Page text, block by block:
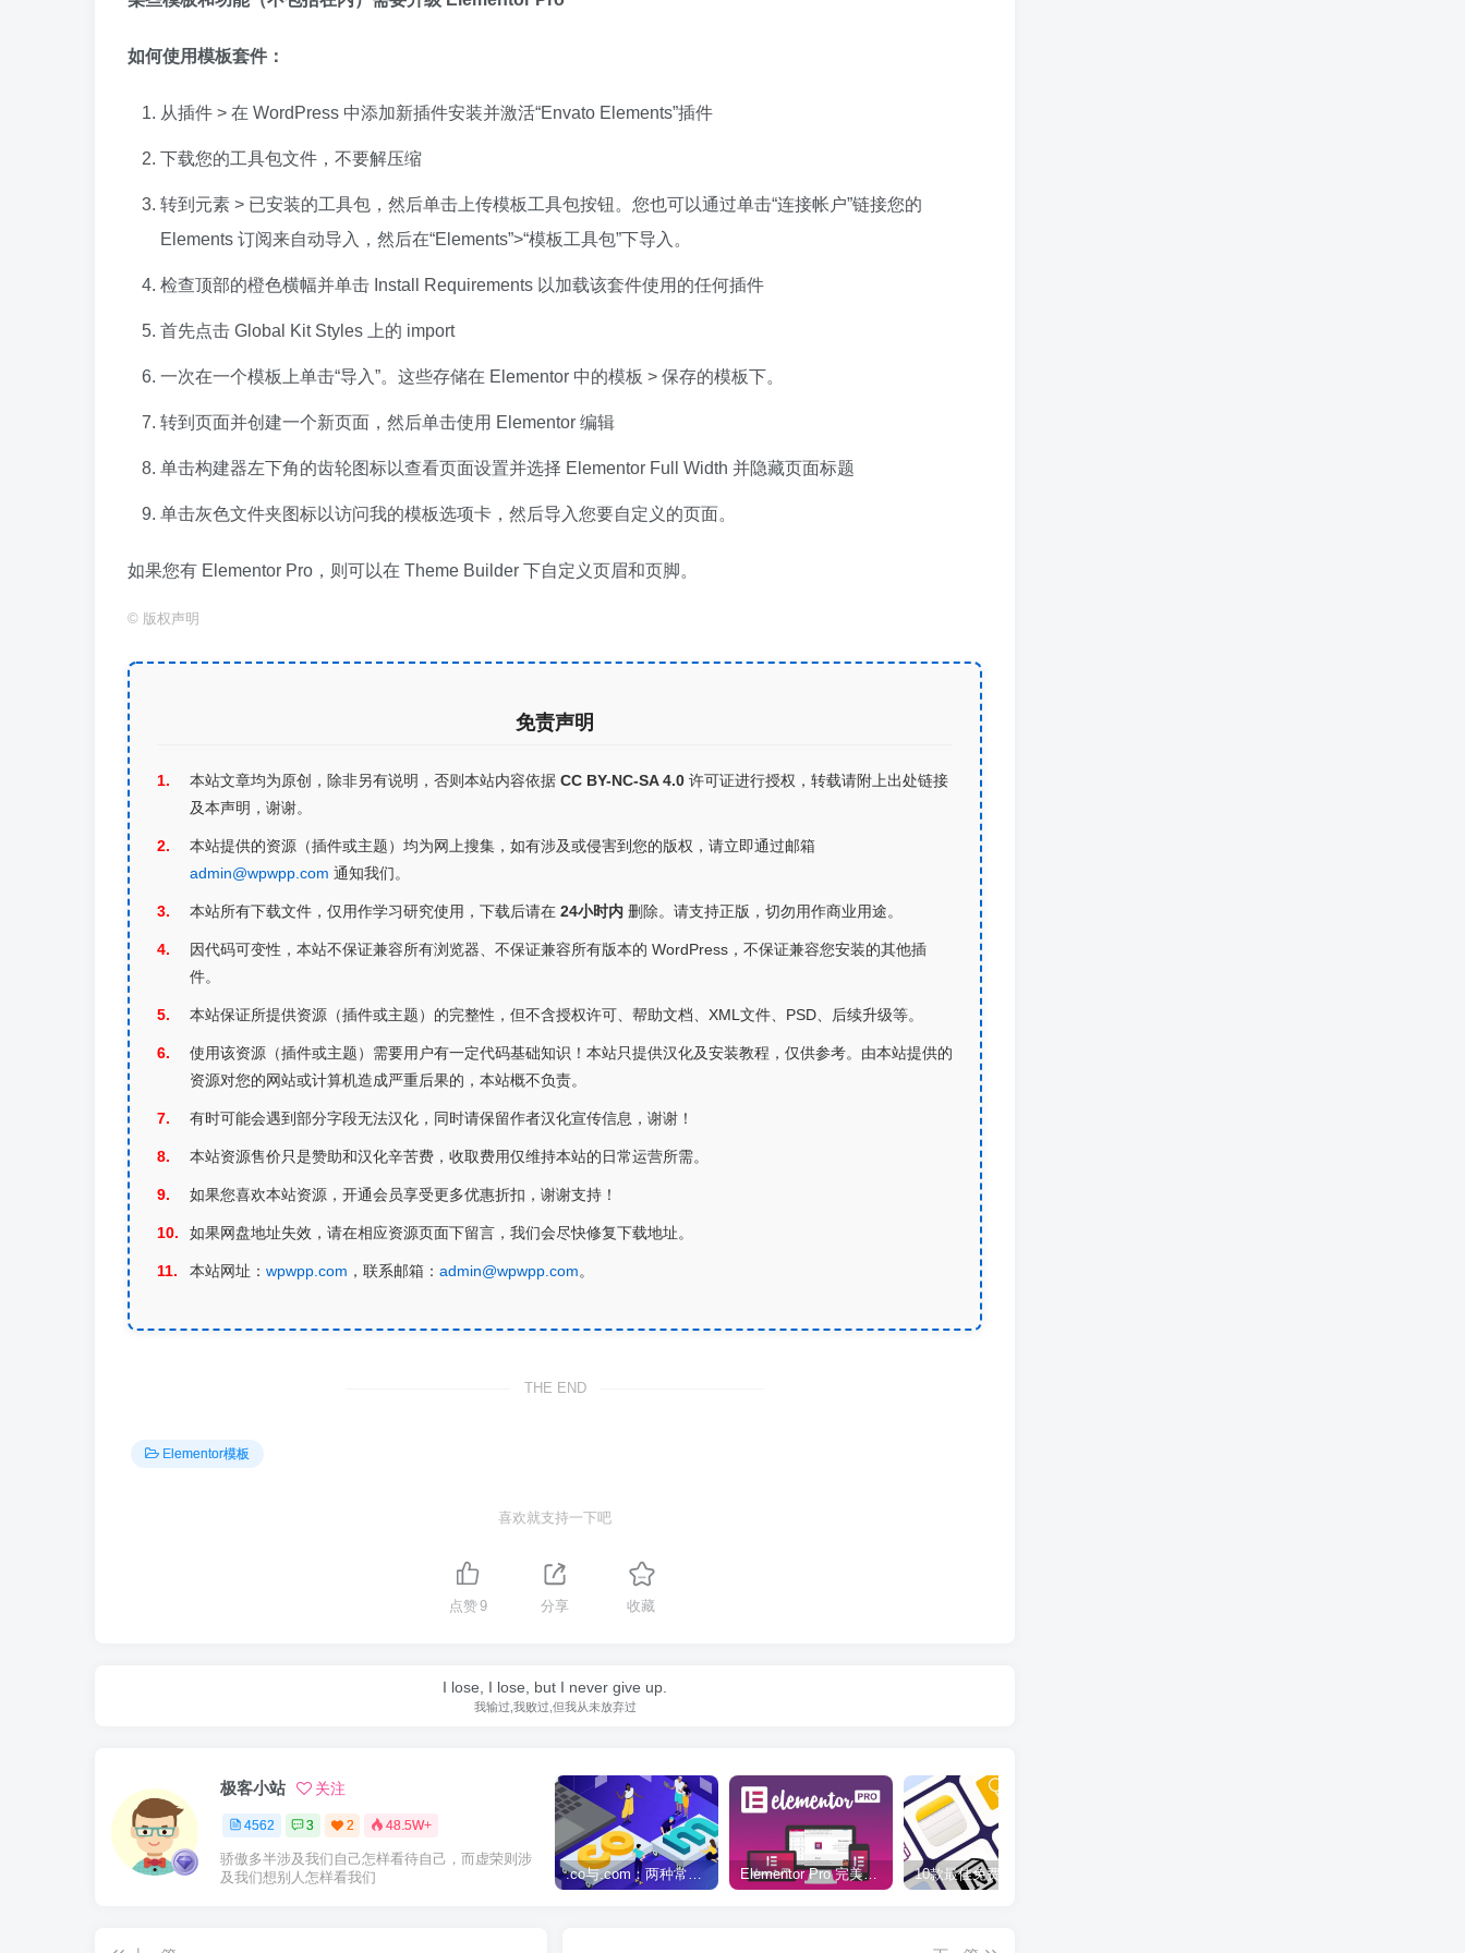
如何使用模板套件：
从插件 > 在 WordPress 中添加新插件安装并激活“Envato Elements”插件
下载您的工具包文件，不要解压缩
转到元素 > 已安装的工具包，然后单击上传模板工具包按钮。您也可以通过单击“连接帐户”链接您的
Elements 订阅来自动导入，然后在“Elements”>“模板工具包”下导入。
检查顶部的橙色横幅并单击 Install Requirements 以加载该套件使用的任何插件
首先点击 Global Kit Styles 上的 import
一次在一个模板上单击“导入”。这些存储在 Elementor 中的模板 > 保存的模板下。
转到页面并创建一个新页面，然后单击使用 Elementor 编辑
单击构建器左下角的齿轮图标以查看页面设置并选择 Elementor Full Width 并隐藏页面标题
单击灰色文件夹图标以访问我的模板选项卡，然后导入您要自定义的页面。
如果您有 Elementor Pro，则可以在 Theme Builder 下自定义页眉和页脚。
© 版权声明
免责声明
本站文章均为原创，除非另有说明，否则本站内容依据 CC BY-NC-SA 4.0 许可证进行授权，转载请附上出处链接
及本声明，谢谢。
本站提供的资源（插件或主题）均为网上搜集，如有涉及或侵害到您的版权，请立即通过邮箱
admin@wpwpp.com 通知我们。
本站所有下载文件，仅用作学习研究使用，下载后请在 24小时内 删除。请支持正版，切勿用作商业用途。
因代码可变性，本站不保证兼容所有浏览器、不保证兼容所有版本的 WordPress，不保证兼容您安装的其他插
件。
本站保证所提供资源（插件或主题）的完整性，但不含授权许可、帮助文档、XML文件、PSD、后续升级等。
使用该资源（插件或主题）需要用户有一定代码基础知识！本站只提供汉化及安装教程，仅供参考。由本站提供的
资源对您的网站或计算机造成严重后果的，本站概不负责。
有时可能会遇到部分字段无法汉化，同时请保留作者汉化宣传信息，谢谢！
本站资源售价只是赞助和汉化辛苦费，收取费用仅维持本站的日常运营所需。
如果您喜欢本站资源，开通会员享受更多优惠折扣，谢谢支持！
如果网盘地址失效，请在相应资源页面下留言，我们会尽快修复下载地址。
本站网址： wpwpp.com ，联系邮箱： admin@wpwpp.com。
THE END
Elementor模板
喜欢就支持一下吧
点赞9 分享 收藏
I lose, I lose, but I never give up.
我输过,我败过,但我从未放弃过
极客小站 关注
4562 3 2 48.5W+
骄傲多半涉及我们自己怎样看待自己，而虚荣则涉
及我们想别人怎样看我们
Elementor Pro 完美汉化中文版（含全套模板）|可视化编辑页面自定义设计WordPress插件